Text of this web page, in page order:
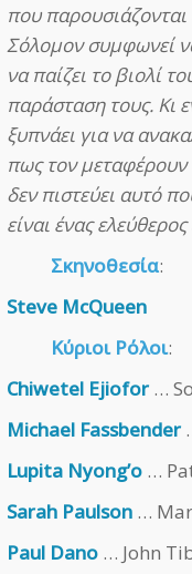
που
Σόλομον συμφωνεί
να παίζει το βιολί
παράσταση τους. Κι
ξυπνάει για να
πως τον μεταφέρουν
δεν πιστεύει αυτό
είναι ένας
Σκηνοθεσία:
Steve McQueen
Κύριοι Ρόλοι:
Chiwetel Ejiofor …
Michael Fassbender
Lupita Nyong’o …
Sarah Paulson …
Paul Dano … John